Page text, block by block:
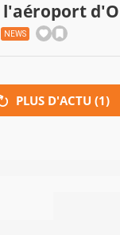
l'aéroport
NEWS
PLUS D'ACTU (1)